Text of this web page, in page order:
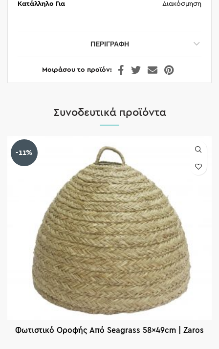
Κατάλληλο Για Διακόσμηση
ΠΕΡΙΓΡΑΦΉ
Μοιράσου το προϊόν
Συνοδευτικά προϊόντα
-11%
Φωτιστικό Οροφής Από Seagrass 58x49cm | Zaros